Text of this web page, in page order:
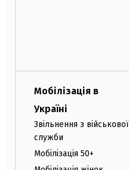
Мобілізація в
Україні
Звільнення з військової
служби
Мобілізація 50+